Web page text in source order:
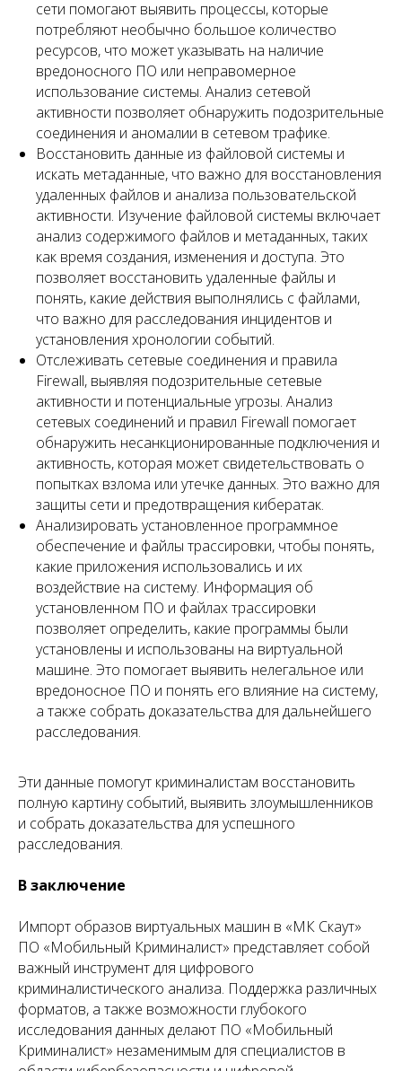
сети помогают выявить процессы, которые
потребляют необычно большое количество
ресурсов, что может указывать на наличие
вредоносного ПО или неправомерное
использование системы. Анализ сетевой
активности позволяет обнаружить подозрительные
соединения и аномалии в сетевом трафике.
Восстановить данные из файловой системы и
искать метаданные, что важно для восстановления
удаленных файлов и анализа пользовательской
активности. Изучение файловой системы включает
анализ содержимого файлов и метаданных, таких
как время создания, изменения и доступа. Это
позволяет восстановить удаленные файлы и
понять, какие действия выполнялись с файлами,
что важно для расследования инцидентов и
установления хронологии событий.
Отслеживать сетевые соединения и правила
Firewall, выявляя подозрительные сетевые
активности и потенциальные угрозы. Анализ
сетевых соединений и правил Firewall помогает
обнаружить несанкционированные подключения и
активность, которая может свидетельствовать о
попытках взлома или утечке данных. Это важно для
защиты сети и предотвращения кибератак.
Анализировать установленное программное
обеспечение и файлы трассировки, чтобы понять,
какие приложения использовались и их
воздействие на систему. Информация об
установленном ПО и файлах трассировки
позволяет определить, какие программы были
установлены и использованы на виртуальной
машине. Это помогает выявить нелегальное или
вредоносное ПО и понять его влияние на систему,
а также собрать доказательства для дальнейшего
расследования.
Эти данные помогут криминалистам восстановить
полную картину событий, выявить злоумышленников
и собрать доказательства для успешного
расследования.
В заключение
Импорт образов виртуальных машин в «МК Скаут»
ПО «Мобильный Криминалист» представляет собой
важный инструмент для цифрового
криминалистического анализа. Поддержка различных
форматов, а также возможности глубокого
исследования данных делают ПО «Мобильный
Криминалист» незаменимым для специалистов в